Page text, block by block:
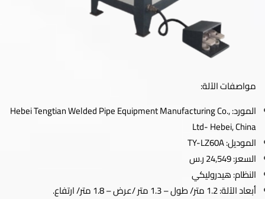
مواصفات الآلة:
المورد: Hebei Tengtian Welded Pipe Equipment Manufacturing Co.,
Ltd- Hebei, China
الموديل: TY-LZ60A
السعر: 24,549 ر.س
النظام: هيدروليكي
أبعاد الآلة: 1.2 متر/ طول – 1.3 متر /عرض – 1.8 متر/ ارتفاع.